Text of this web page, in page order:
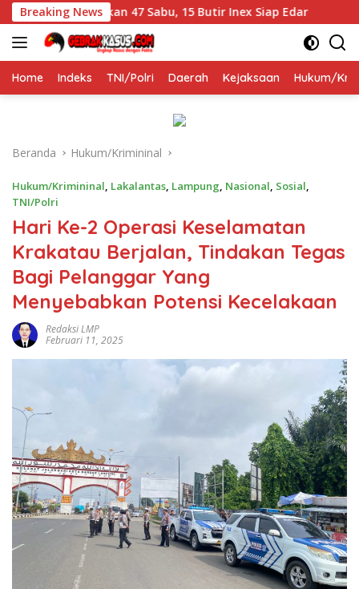
Langsung
ke
konten
Breaking News
Temukan 47 Sabu, 15 Butir Inex Siap Edar
Home Indeks TNI/Polri Daerah Kejaksaan Hukum/
Beranda Hukum/Krimininal
Hukum/Krimininal, Lakalantas, Lampung, Nasional, Sosial,
TNI/Polri
Hari Ke-2 Operasi Keselamatan
Krakatau Berjalan, Tindakan Tegas
Bagi Pelanggar Yang
Menyebabkan Potensi Kecelakaan
Redaksi LMP
Februari 11, 2025